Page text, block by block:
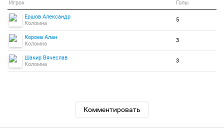
Игрок Голы
Ершов Александр
Коломна
5
Короев Алан
Коломна
3
Шакир Вячеслав
Коломна
3
Комментировать